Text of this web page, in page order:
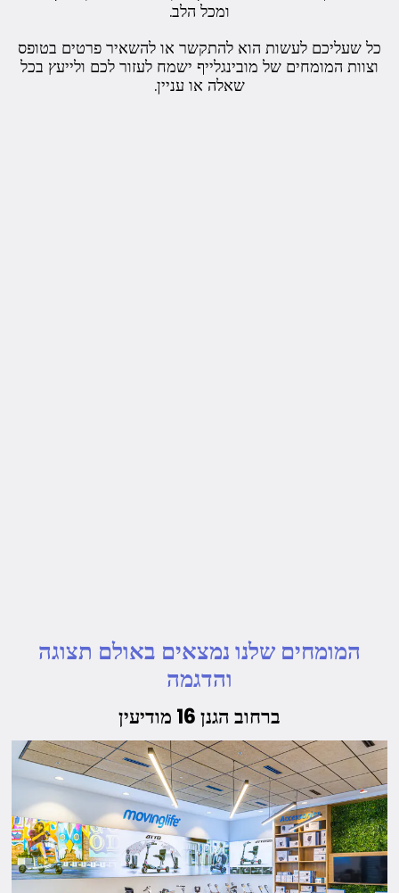
ומכל הלב.
כל שעליכם לעשות הוא להתקשר או להשאיר פרטים בטופס
וצוות המומחים של מובינגלייף ישמח לעזור לכם ולייעץ בכל
שאלה או עניין.
המומחים שלנו נמצאים באולם תצוגה
והדגמה
ברחוב הגנן 16 מודיעין